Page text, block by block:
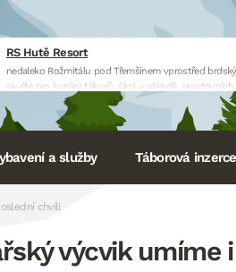
RS Hutě Resort
nedaleko Rožmitálu pod Třemšínem vprostřed
skvělé pro konání táborů, škol v přírodě,
firemních akcí.
www.huteresort.cz
a služby Táborová inzerce
chvíli
výcvik umíme